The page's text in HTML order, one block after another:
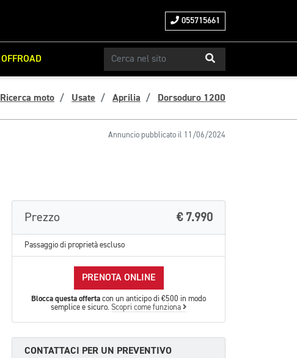
055715661
OFFROAD
Ricerca moto Usate Aprilia Dorsoduro 1200
Annuncio pubblicato il 11/06/2024
Prezzo € 7.990
Passaggio di proprietà escluso
PRENOTA ONLINE
Blocca questa offerta con un anticipo di €500 in modo
semplice e sicuro. Scopri come funziona
CONTATTACI PER UN PREVENTIVO